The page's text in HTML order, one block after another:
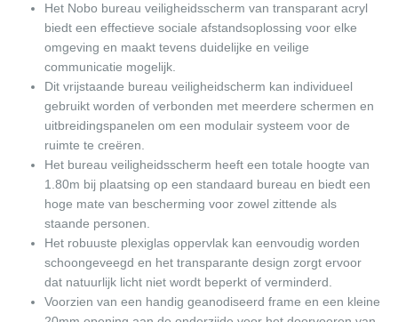
Het Nobo bureau veiligheidsscherm van transparant acryl
biedt een effectieve sociale afstandsoplossing voor elke
omgeving en maakt tevens duidelijke en veilige
communicatie mogelijk.
Dit vrijstaande bureau veiligheidscherm kan individueel
gebruikt worden of verbonden met meerdere schermen en
uitbreidingspanelen om een modulair systeem voor de
ruimte te creëren.
Het bureau veiligheidsscherm heeft een totale hoogte van
1.80m bij plaatsing op een standaard bureau en biedt een
hoge mate van bescherming voor zowel zittende als
staande personen.
Het robuuste plexiglas oppervlak kan eenvoudig worden
schoongeveegd en het transparante design zorgt ervoor
dat natuurlijk licht niet wordt beperkt of verminderd.
Voorzien van een handig geanodiseerd frame en een kleine